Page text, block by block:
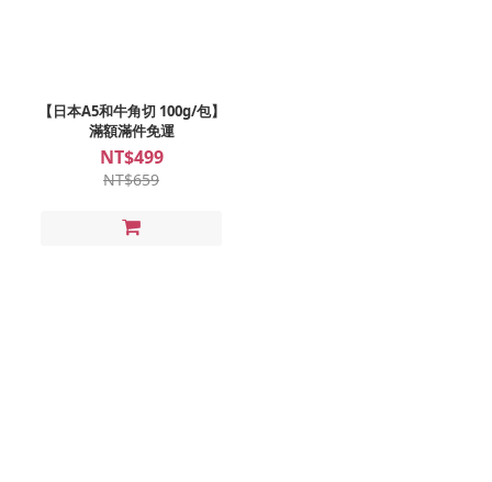
【日本A5和牛角切 100g/包】
滿額滿件免運
NT$499
NT$659